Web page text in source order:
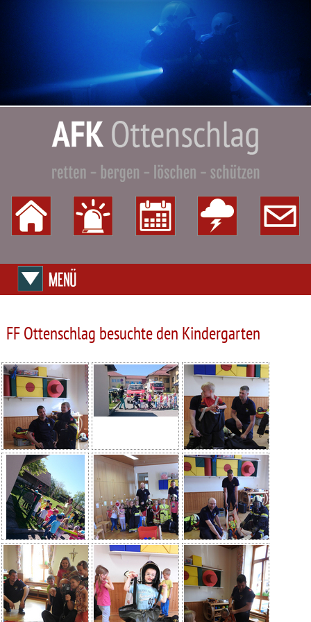
FF Ottenschlag besuchte den Kindergarten